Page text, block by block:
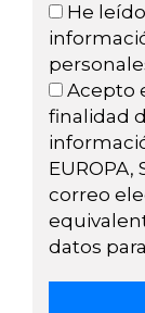
He
Acepto
finalidad
correo
datos